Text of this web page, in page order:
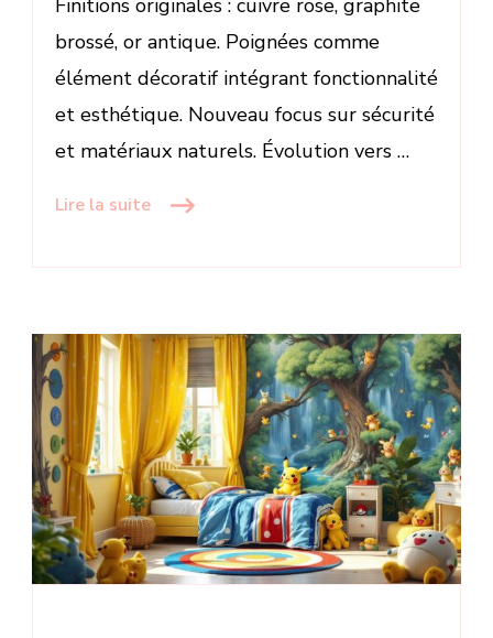
brossé, or antique. Poignées comme
élément décoratif intégrant fonctionnalité
et esthétique. Nouveau focus sur sécurité
et matériaux naturels. Évolution vers …
Lire la suite